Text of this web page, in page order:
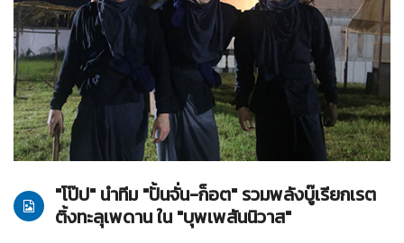
22-03-2561 บุพเพสันนิวาส
"โป๊ป" นำทีม "ปั้นจั่น-ก็อต" รวมพลังบู๊เรียกเรต
ติ้งทะลุเพดาน ใน "บุพเพสันนิวาส"